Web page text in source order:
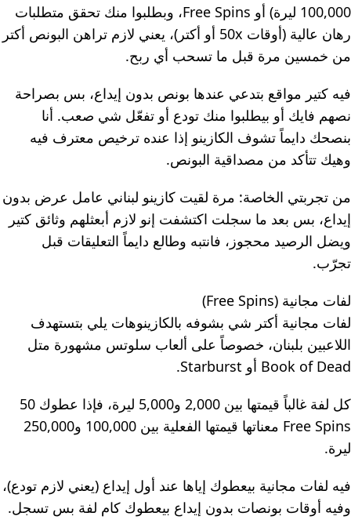
100,000 ليرة) أو Free Spins، وبطلبوا منك تحقق متطلبات
رهان عالية (أوقات 50x أو أكتر)، يعني لازم تراهن البونص أكتر
من خمسين مرة قبل ما تسحب أي ربح.
فيه كتير مواقع بتدعي عندها بونص بدون إيداع، بس بصراحة
نصهم فايك أو بيطلبوا منك تودع أو تفعّل شي صعب. أنا
بنصحك دايماً تشوف الكازينو إذا عنده ترخيص معترف فيه
وهيك تتأكد من مصداقية البونص.
من تجربتي الخاصة: مرة لقيت كازينو لبناني عامل عرض بدون
إيداع، بس بعد ما سجلت اكتشفت إنو لازم أبعثلهم وثائق كتير
ويضل الرصيد محجوز، فانتبه وطالع دايماً التعليقات قبل
تجرّب.
لفات مجانية (Free Spins)
لفات مجانية أكتر شي بشوفه بالكازينوهات يلي بتستهدف
اللاعبين بلبنان، خصوصاً على ألعاب سلوتس مشهورة متل
Book of Dead أو Starburst.
كل لفة غالباً قيمتها بين 2,000 و5,000 ليرة، فإذا عطوك 50
Free Spins معناتها قيمتها الفعلية بين 100,000 و250,000
ليرة.
فيه لفات مجانية بيعطوك إياها عند أول إيداع (يعني لازم تودع)،
وفيه أوقات بونصات بدون إيداع بيعطوك كام لفة بس تسجل.